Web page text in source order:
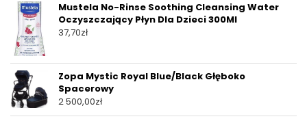
Mustela No-Rinse Soothing Cleansing Water
Oczyszczający Płyn Dla Dzieci 300Ml
37,70zł
Zopa Mystic Royal Blue/Black Głęboko
Spacerowy
2 500,00zł